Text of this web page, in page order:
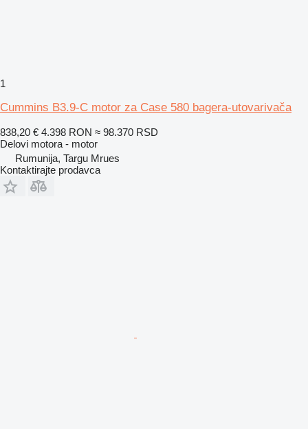
1
Cummins B3.9-C motor za Case 580 bagera-utovarivača
838,20 € 4.398 RON ≈ 98.370 RSD
Delovi motora - motor
Rumunija, Targu Mrues
Kontaktirajte prodavca